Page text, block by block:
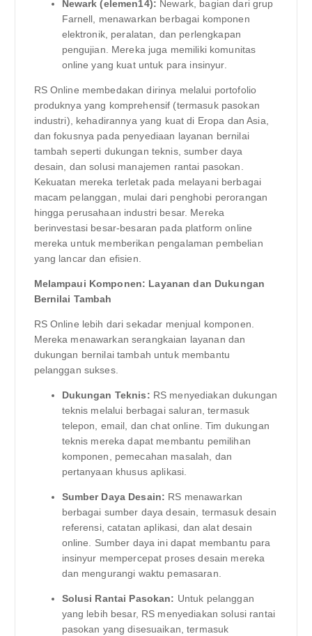
Newark (elemen14): Newark, bagian dari grup
Farnell, menawarkan berbagai komponen
elektronik, peralatan, dan perlengkapan
pengujian. Mereka juga memiliki komunitas
online yang kuat untuk para insinyur.
RS Online membedakan dirinya melalui portofolio
produknya yang komprehensif (termasuk pasokan
industri), kehadirannya yang kuat di Eropa dan Asia,
dan fokusnya pada penyediaan layanan bernilai
tambah seperti dukungan teknis, sumber daya
desain, dan solusi manajemen rantai pasokan.
Kekuatan mereka terletak pada melayani berbagai
macam pelanggan, mulai dari penghobi perorangan
hingga perusahaan industri besar. Mereka
berinvestasi besar-besaran pada platform online
mereka untuk memberikan pengalaman pembelian
yang lancar dan efisien.
Melampaui Komponen: Layanan dan Dukungan
Bernilai Tambah
RS Online lebih dari sekadar menjual komponen.
Mereka menawarkan serangkaian layanan dan
dukungan bernilai tambah untuk membantu
pelanggan sukses.
Dukungan Teknis: RS menyediakan dukungan
teknis melalui berbagai saluran, termasuk
telepon, email, dan chat online. Tim dukungan
teknis mereka dapat membantu pemilihan
komponen, pemecahan masalah, dan
pertanyaan khusus aplikasi.
Sumber Daya Desain: RS menawarkan
berbagai sumber daya desain, termasuk desain
referensi, catatan aplikasi, dan alat desain
online. Sumber daya ini dapat membantu para
insinyur mempercepat proses desain mereka
dan mengurangi waktu pemasaran.
Solusi Rantai Pasokan: Untuk pelanggan
yang lebih besar, RS menyediakan solusi rantai
pasokan yang disesuaikan, termasuk